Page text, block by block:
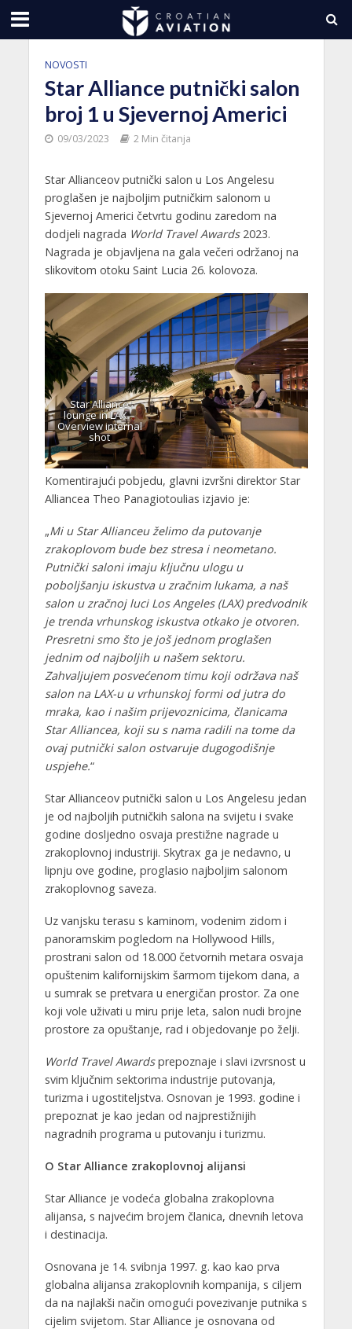
NOVOSTI
Star Alliance putnički salon
broj 1 u Sjevernoj Americi
09/03/2023 2 Min čitanja
Star Allianceov putnički salon u Los Angelesu
proglašen je najboljim putničkim salonom u
Sjevernoj Americi četvrtu godinu zaredom na
dodjeli nagrada World Travel Awards2023.
Nagrada je objavljena na gala večeri održanoj na
slikovitom otoku Saint Lucia 26. kolovoza.
Star Alliance
lounge in LAX –
Overview internal
shot
Komentirajući pobjedu, glavni izvršni direktor Star
Alliancea Theo Panagiotoulias izjavio je:
„Mi u Star Allianceu želimo da putovanje
zrakoplovom bude bez stresa i neometano.
Putnički saloni imaju ključnu ulogu u
poboljšanju iskustva u zračnim lukama, a naš
salon u zračnoj luci Los Angeles (LAX) predvodnik
je trenda vrhunskog iskustva otkako je otvoren.
Presretni smo što je još jednom proglašen
jednim od najboljih u našem sektoru.
Zahvaljujem posvećenom timu koji održava naš
salon na LAX-u u vrhunskoj formi od jutra do
mraka, kao i našim prijevoznicima, članicama
Star Alliancea, koji su s nama radili na tome da
ovaj putnički salon ostvaruje dugogodišnje
uspjehe.“
Star Allianceov putnički salon u Los Angelesu jedan
je od najboljih putničkih salona na svijetu i svake
godine dosljedno osvaja prestižne nagrade u
zrakoplovnoj industriji. Skytrax ga je nedavno, u
lipnju ove godine, proglasio najboljim salonom
zrakoplovnog saveza.
Uz vanjsku terasu s kaminom, vodenim zidom i
panoramskim pogledom na Hollywood Hills,
prostrani salon od 18.000 četvornih metara osvaja
opuštenim kalifornijskim šarmom tijekom dana, a
u sumrak se pretvara u energičan prostor. Za one
koji vole uživati u miru prije leta, salon nudi brojne
prostore za opuštanje, rad i objedovanje po želji.
World Travel Awardsprepoznaje i slavi izvrsnost u
svim ključnim sektorima industrije putovanja,
turizma i ugostiteljstva. Osnovan je 1993. godine i
prepoznat je kao jedan od najprestižnijih
nagradnih programa u putovanju i turizmu.
O Star Alliance zrakoplovnoj alijansi
Star Alliance je vodeća globalna zrakoplovna
alijansa, s najvećim brojem članica, dnevnih letova
i destinacija.
Osnovana je 14. svibnja 1997. g. kao kao prva
globalna alijansa zrakoplovnih kompanija, s ciljem
da na najlakši način omogući povezivanje putnika s
cijelim svijetom. Star Alliance je osnovana od